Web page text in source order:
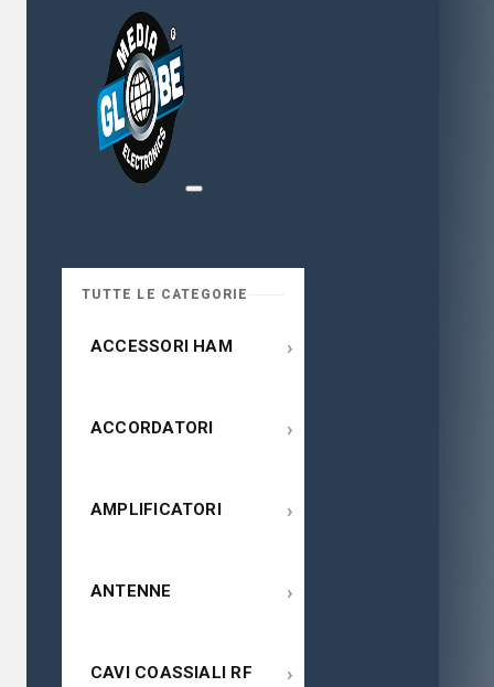
TUTTE LE CATEGORIE
ACCESSORI HAM ›
ACCORDATORI ›
AMPLIFICATORI ›
ANTENNE ›
CAVI COASSIALI RF ›